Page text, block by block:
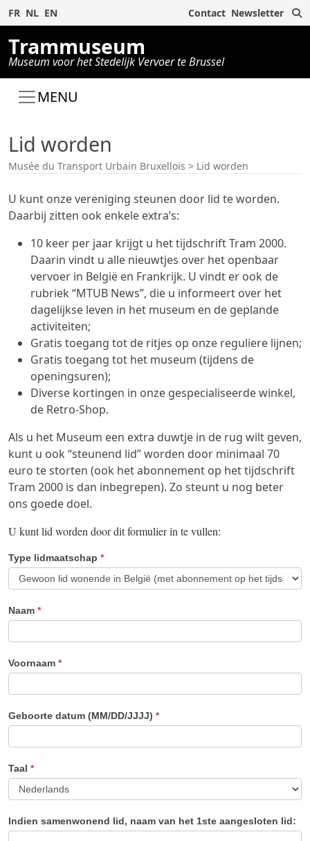
FR NL EN Contact Newsletter
Trammuseum
Museum voor het Stedelijk Vervoer te Brussel
MENU
Lid worden
Musée du Transport Urbain Bruxellois > Lid worden
U kunt onze vereniging steunen door lid te worden.
Daarbij zitten ook enkele extra’s:
10 keer per jaar krijgt u het tijdschrift Tram 2000.
Daarin vindt u alle nieuwtjes over het openbaar
vervoer in België en Frankrijk. U vindt er ook de
rubriek “MTUB News”, die u informeert over het
dagelijkse leven in het museum en de geplande
activiteiten;
Gratis toegang tot de ritjes op onze reguliere lijnen;
Gratis toegang tot het museum (tijdens de
openingsuren);
Diverse kortingen in onze gespecialiseerde winkel,
de Retro-Shop.
Als u het Museum een extra duwtje in de rug wilt geven,
kunt u ook “steunend lid” worden door minimaal 70
euro te storten (ook het abonnement op het tijdschrift
Tram 2000 is dan inbegrepen). Zo steunt u nog beter
ons goede doel.
U kunt lid worden door dit formulier in te vullen:
Type lidmaatschap *
Naam *
Voornaam *
Geboorte datum (MM/DD/JJJJ) *
Taal *
Indien samenwonend lid, naam van het 1ste aangesloten lid: